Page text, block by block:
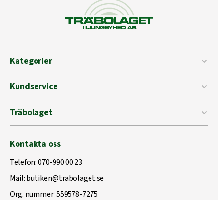
Kategorier
Kundservice
Träbolaget
Kontakta oss
Telefon:070-990 00 23
Mail:butiken@trabolaget.se
Org. nummer: 559578-7275